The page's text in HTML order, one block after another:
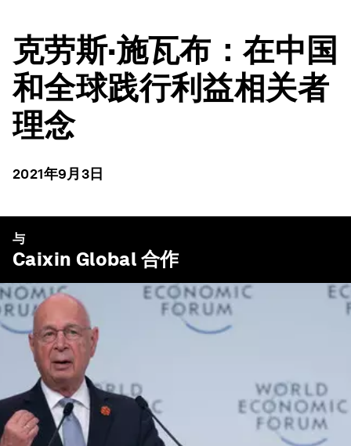
克劳斯·施瓦布：在中国
和全球践行利益相关者
理念
2021年9月3日
与
Caixin Global 合作